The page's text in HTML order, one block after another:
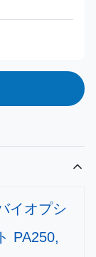
イオプシ
PA250,